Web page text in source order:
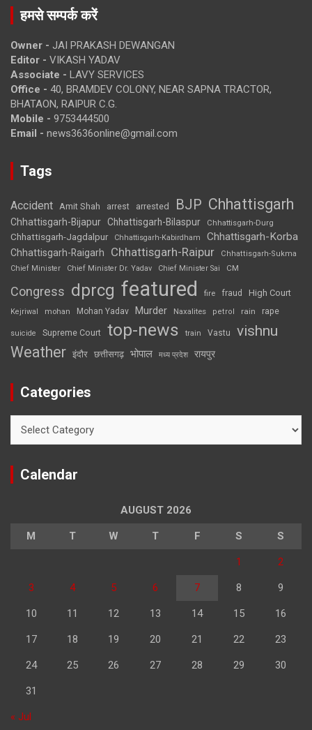
हमसे सम्पर्क करें
Owner - JAI PRAKASH DEWANGAN
Editor - VIKASH YADAV
Associate - LAVY SERVICES
Office - 40, BRAMDEV COLONY, NEAR SAPNA TRACTOR,
BHATAON, RAIPUR C.G.
Mobile - 9753444500
Email - news3636online@gmail.com
Tags
Accident Amit Shah arrest arrested BJP Chhattisgarh
Chhattisgarh-Bijapur Chhattisgarh-Bilaspur Chhattisgarh-Durg
Chhattisgarh-Jagdalpur Chhattisgarh-Kabirdham Chhattisgarh-Korba
Chhattisgarh-Raigarh Chhattisgarh-Raipur
Chhattisgarh-Sukma
Chief Minister
Chief Minister Dr. Yadav Chief Minister Sai CM
Congress dprcg featured fire fraud High Court
Kejriwal mohan Mohan Yadav Murder Naxalites petrol rain rape
suicide Supreme Court top-news train Vastu vishnu
Weather इंदौर छत्तीसगढ़ भोपाल मध्य प्रदेश रायपुर
Categories
Calendar
AUGUST 2026
M T W T F S S
1 2
3 4 5 6 7 8 9
10 11 12 13 14 15 16
17 18 19 20 21 22 23
24 25 26 27 28 29 30
31
« Jul